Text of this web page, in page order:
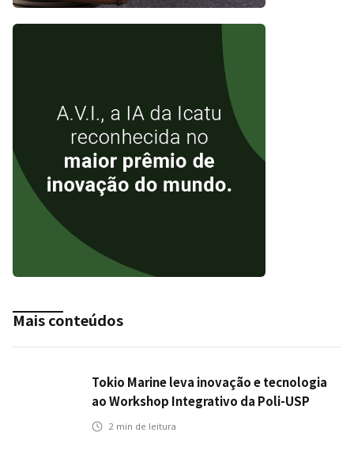
Mais conteúdos
Tokio Marine leva inovação e tecnologia
ao Workshop Integrativo da Poli-USP
2 min de leitura